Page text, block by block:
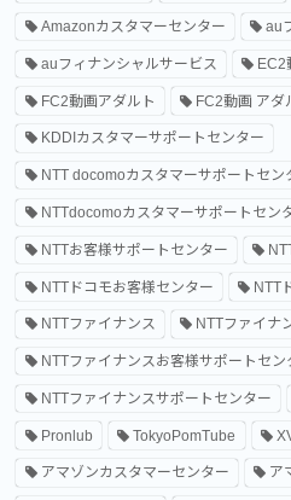
Amazonカスタマーセンター au
auフィナンシャルサービス EC2
FC2動画アダルト FC2動画 アダ
KDDIカスタマーサポートセンター
NTT docomoカスタマーサポートセン
NTTdocomoカスタマーサポートセン
NTTお客様サポートセンター
NTTドコモお客様センター NTT
NTTファイナンス NTTファイナ
NTTファイナンスお客様サポートセン
NTTファイナンスサポートセンター
Pronlub TokyoPomTube
アマゾンカスタマーセンター ア